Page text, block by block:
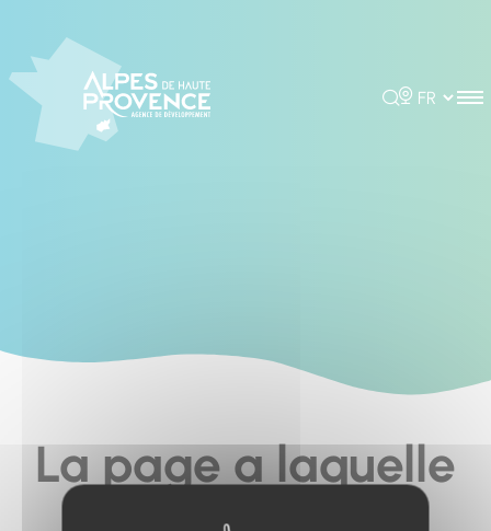
Rechercher
Choisir la
La page a laquelle
vous cherchez à